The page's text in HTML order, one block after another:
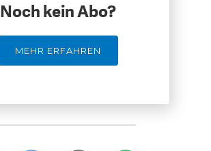
Noch kein Abo?
MEHR ERFAHREN